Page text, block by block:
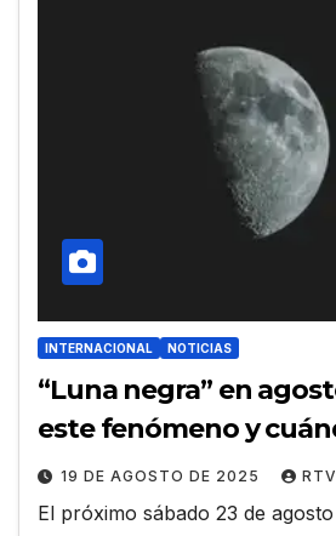
INTERNACIONAL NOTICIAS
“Luna negra” en
este fenómeno y
19 DE AGOSTO DE 2025
El próximo sábado 23 de